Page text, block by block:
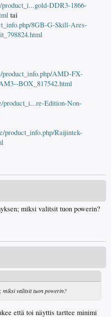
DDR3-1866-
tai
8GB-G-Skill-Ares-
AMD-FX-
BOX_817542.html
product_i...re-Edition-Non-
product_info.php/Raijintek-
miksi valitsit tuon powerin?
miksi valitsit tuon powerin?
että toi näyttis tarttee minimi